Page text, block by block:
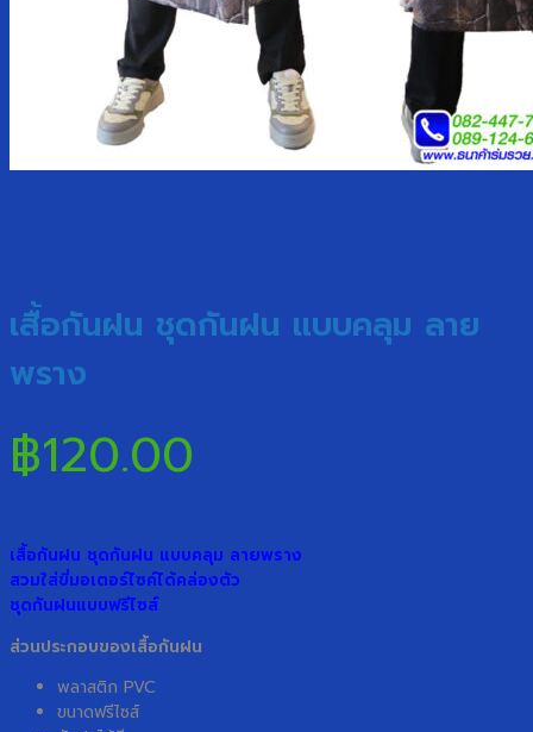
เสื้อกันฝน ชุดกันฝน แบบคลุม ลาย
พราง
฿120.00
เสื้อกันฝน ชุดกันฝน แบบคลุม ลายพราง
สวมใส่ขี่มอเตอร์ไซค์ได้คล่องตัว
ชุดกันฝนแบบฟรีไซส์
ส่วนประกอบของเสื้อกันฝน
พลาสติก PVC
ขนาดฟรีไซส์